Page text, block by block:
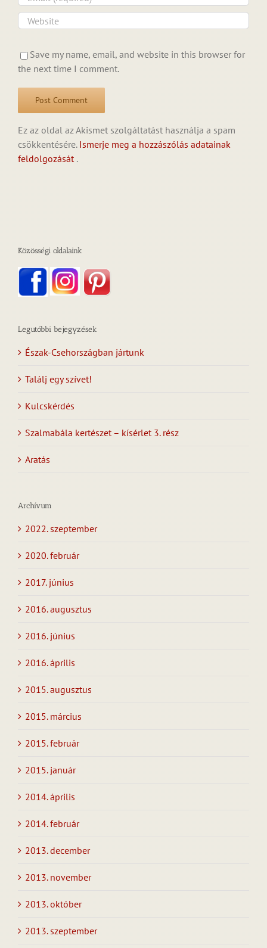
Save my name, email, and website in this browser for
the next time I comment.
Ez az oldal az Akismet szolgáltatást használja a spam
csökkentésére. Ismerje meg a hozzászólás adatainak
feldolgozását.
Közösségi oldalaink
Legutóbbi bejegyzések
Észak-Csehországban jártunk
Találj egy szívet!
Kulcskérdés
Szalmabála kertészet – kísérlet 3. rész
Aratás
Archívum
2022. szeptember
2020. február
2017. június
2016. augusztus
2016. június
2016. április
2015. augusztus
2015. március
2015. február
2015. január
2014. április
2014. február
2013. december
2013. november
2013. október
2013. szeptember